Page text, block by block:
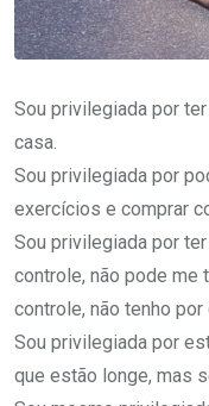
Sou privilegiada por
casa.
Sou privilegiada por
exercícios e comprar
Sou privilegiada por
controle, não pode me
controle, não tenho por
Sou privilegiada por
que estão longe, mas